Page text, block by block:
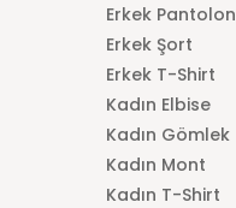
Erkek Pantolon
Erkek Şort
Erkek T-Shirt
Kadın Elbise
Kadın Gömlek
Kadın Mont
Kadın T-Shirt